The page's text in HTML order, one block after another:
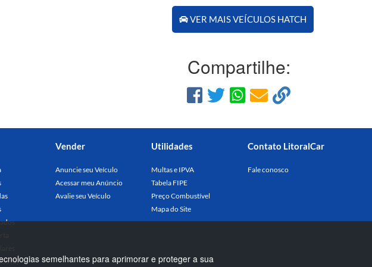
VER MAIS VEÍCULOS HATCH
Compartilhe:
(0)
Vender
Anuncie seu Veículo
Acessar meu Anúncio
Avalie seu Veículo
Utilidades
Multas e IPVA
Tabela FIPE
Preço Combustível
Mapa do Site
Contato LitoralCar
Fale conosco
semelhantes para aprimorar e proteger a sua